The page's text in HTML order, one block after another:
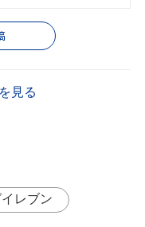
見る
レブン